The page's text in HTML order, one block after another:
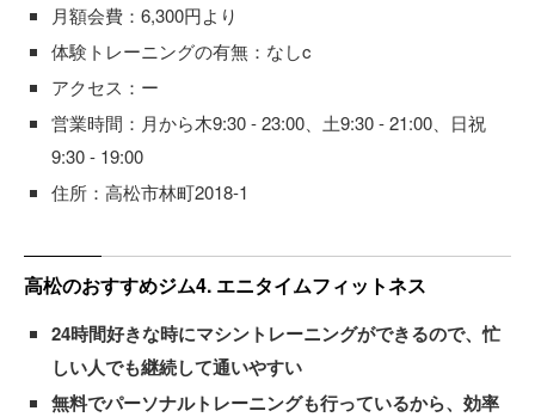
月額会費：6,300円より
体験トレーニングの有無：なしc
アクセス：ー
営業時間：月から木9:30 - 23:00、土9:30 - 21:00、日祝
9:30 - 19:00
住所：高松市林町2018-1
高松のおすすめジム4. エニタイムフィットネス
24時間好きな時にマシントレーニングができるので、忙
しい人でも継続して通いやすい
無料でパーソナルトレーニングも行っているから、効率